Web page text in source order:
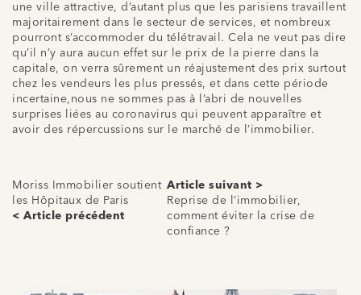
une ville attractive, d’autant plus que les parisiens travaillent
majoritairement dans le secteur de services, et nombreux
pourront s’accommoder du télétravail. Cela ne veut pas dire
qu’il n’y aura aucun effet sur le prix de la pierre dans la
capitale, on verra sûrement un réajustement des prix surtout
chez les vendeurs les plus pressés, et dans cette période
incertaine,nous ne sommes pas à l’abri de nouvelles
surprises liées au coronavirus qui peuvent apparaître et
avoir des répercussions sur le marché de l’immobilier.
Moriss Immobilier soutient
les Hôpitaux de Paris
< Article précédent
Article suivant >
Reprise de l’immobilier,
comment éviter la crise de
confiance ?